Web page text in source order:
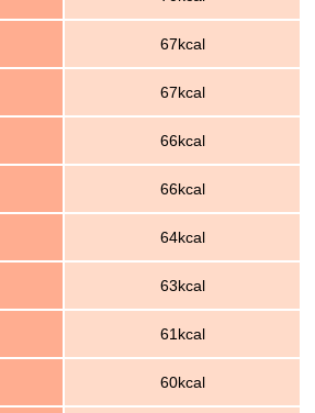
67kcal
67kcal
66kcal
66kcal
64kcal
63kcal
61kcal
60kcal